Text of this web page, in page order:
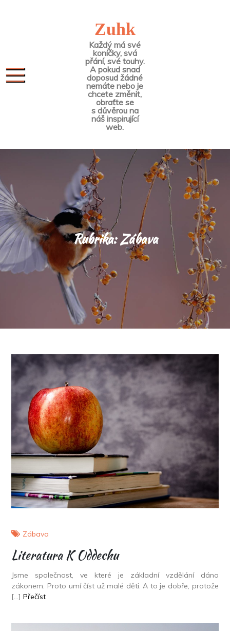
Zuhk
Každý má své
koníčky, svá
přání, své touhy.
A pokud snad
doposud žádné
nemáte nebo je
chcete změnit,
obraťte se
s důvěrou na
náš inspirující
web.
Rubrika:Zábava
Zábava
Literatura K Oddechu
Jsme společnost, ve které je základní vzdělání dáno
zákonem. Proto umí číst už malé děti. A to je dobře, protože
[…] Přečíst